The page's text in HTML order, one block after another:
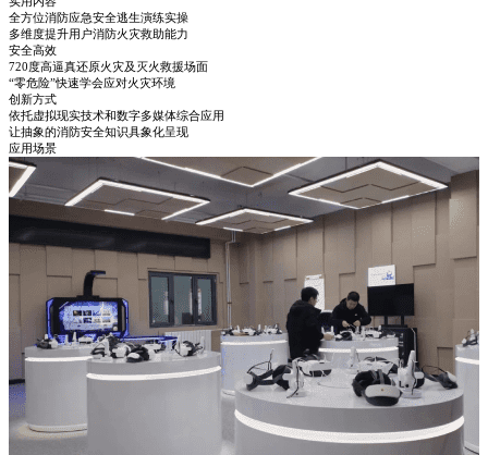
全方位消防应急安全逃生演练实操
多维度提升用户消防火灾救助能力
安全高效
720度高逼真还原火灾及灭火救援场面
“零危险”快速学会应对火灾环境
创新方式
依托虚拟现实技术和数字多媒体综合应用
让抽象的消防安全知识具象化呈现
应用场景